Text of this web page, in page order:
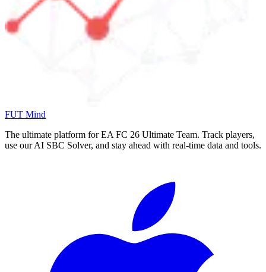
FUT Mind
The ultimate platform for EA FC 26 Ultimate Team. Track players,
use our AI SBC Solver, and stay ahead with real-time data and tools.